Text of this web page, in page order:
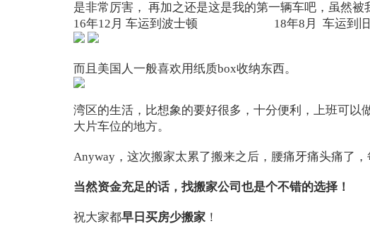
是非常厉害， 再加之还是这是我的第一辆车吧，虽然
16年12月 车运到波士顿 18年8月 车运到旧
而且美国人一般喜欢用纸质box收纳东西。
湾区的生活，比想象的要好很多，十分便利，上班可以
大片车位的地方。
Anyway，这次搬家太累了搬来之后，腰痛牙痛头痛了
当然资金充足的话，找搬家公司也是个不错的选择！
祝大家都早日买房少搬家 ！